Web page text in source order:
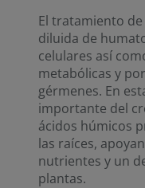
El tratamiento
diluida de
celulares así
metabólicas y
gérmenes. En
importante del
ácidos húmicos
las raíces,
nutrientes y un
plantas.